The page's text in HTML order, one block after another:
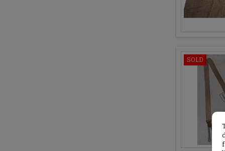
SOLD